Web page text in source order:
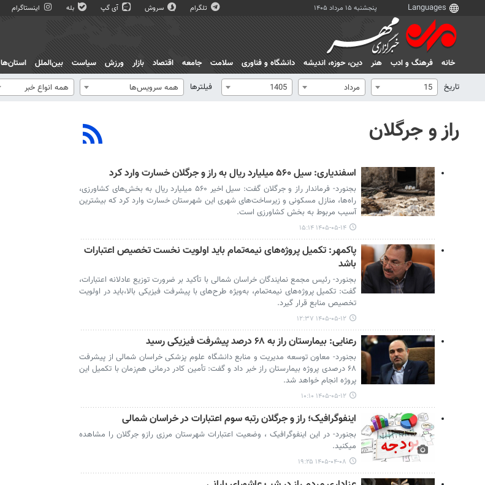
پنجشنبه ۱۵ مرداد ۱۴۰۵ تلگرام سروش آی گپ بله اینستاگرام
خانه فرهنگ و ادب هنر دين، حوزه، انديشه دانشگاه و فناوری سلامت جامعه اقتصاد بازار ورزش سیاست بین‌الملل استان‌ها
تاریخ
15 مرداد 1405 فیلترها همه سرویس‌ها همه انواع خبر
راز و جرگلان
اسفندیاری: سیل ۵۶۰ میلیارد ریال به راز و جرگلان خسارت وارد کرد
بجنورد- فرماندار راز و جرگلان گفت: سیل اخیر ۵۶۰ میلیارد ریال به بخش‌های کشاورزی،
راه‌ها، منازل مسکونی و زیرساخت‌های شهری این شهرستان خسارت وارد کرد که بیشترین
آسیب مربوط به بخش کشاورزی است.
۱۴۰۵-۰۵-۱۴ ۱۵:۱۴
پاکمهر: تکمیل پروژه‌های نیمه‌تمام باید اولویت نخست تخصیص اعتبارات
باشد
بجنورد- رئیس مجمع نمایندگان خراسان شمالی با تأکید بر ضرورت توزیع عادلانه اعتبارات،
گفت: تکمیل پروژه‌های نیمه‌تمام، به‌ویژه طرح‌های با پیشرفت فیزیکی بالا،باید در اولویت
تخصیص منابع قرار گیرد.
۱۴۰۵-۰۵-۱۲ ۱۲:۳۷
رعنایی: بیمارستان راز به ۶۸ درصد پیشرفت فیزیکی رسید
بجنورد- معاون توسعه مدیریت و منابع دانشگاه علوم پزشکی خراسان شمالی از پیشرفت
۶۸ درصدی پروژه بیمارستان راز خبر داد و گفت: تأمین کادر درمانی هم‌زمان با تکمیل این
پروژه انجام خواهد شد.
۱۴۰۵-۰۵-۱۲ ۱۰:۱۰
اینفوگرافیک؛ راز و جرگلان رتبه سوم اعتبارات در خراسان شمالی
بجنورد- در این اینفوگرافیک ، وضعیت اعتبارات شهرستان مرزی رازو جرگلان را مشاهده
میکنید.
۱۴۰۵-۰۴-۰۸ ۱۹:۲۵